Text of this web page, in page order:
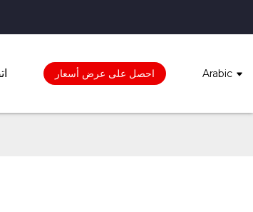
احصل على عرض أسعار Arabic